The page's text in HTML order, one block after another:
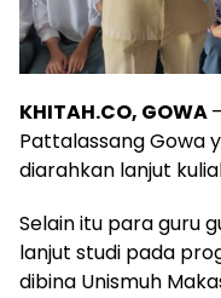
KHITAH.CO, GOWA
Pattalassang Gowa
diarahkan lanjut
Selain itu para guru
lanjut studi pada
dibina Unismuh